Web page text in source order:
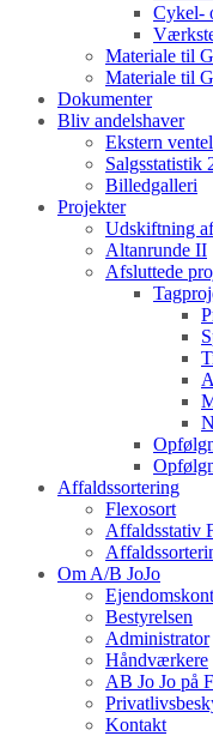
Cykel-
Materiale til
Materiale til
Dokumenter
Bliv andelshaver
Ekstern
Salgsstatistik
Billedgalleri
Projekter
Udskiftning
Altanrunde II
Afsluttede
Affaldssortering
Flexosort
Affaldsstativ
Om A/B JoJo
Bestyrelsen
Administrator
Håndværkere
AB Jo Jo på
Kontakt